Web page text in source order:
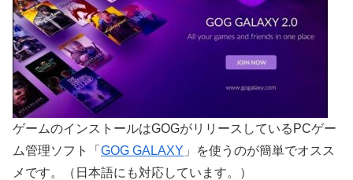
ゲームのインストールはGOGがリリースしているPCゲー
ム管理ソフト「 GOG GALAXY 」を使うのが簡単でオスス
メです。（日本語にも対応しています。）